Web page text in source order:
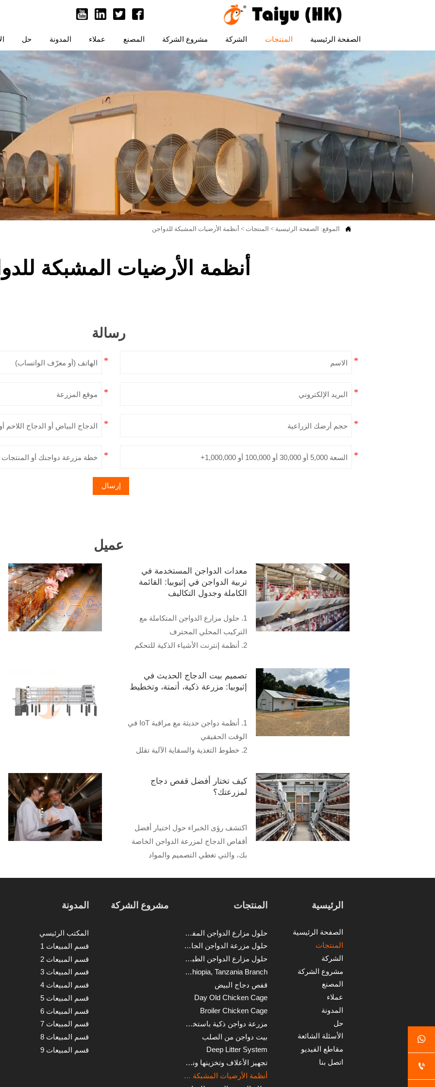
الصفحة الرئيسية المنتجات الشركة مشروع الشركة المصنع عملاء المدونة حل
 الموقع: الصفحة الرئيسية > المنتجات > أنظمة الأرضيات المشبكة للدواجن
أنظمة الأرضيات المشبكة
رسالة
إرسال
عميل
معدات الدواجن المستخدمة في
تربية الدواجن في إثيوبيا: القائمة
الكاملة وجدول التكاليف
1. حلول مزارع الدواجن المتكاملة مع
التركيب المحلي المحترف
2. أنظمة إنترنت الأشياء الذكية للتحكم
3. معدات دواجن عالية الكفاءة للقطعان
الكبيرة والمتوسطة
5. رقم الاستقبال /واتساب:
+8618830120193
تصميم بيت الدجاج الحديث في
إثيوبيا: مزرعة ذكية، أتمتة، وتخطيط
1. أنظمة دواجن حديثة مع مراقبة IoT في
الوقت الحقيقي
2. خطوط التغذية والسقاية الآلية تقلل
3. أتمتة الأقفاص تحسن جمع البيض
والنظافة
5. رقم الاستقبال / واتساب:
+8618830120193
كيف تختار أفضل قفص دجاج
لمزرعتك؟
اكتشف رؤى الخبراء حول اختيار أفضل
أقفاص الدجاج لمزرعة الدواجن الخاصة
بك، والتي تغطي التصميم والمواد
الرئيسية
الصفحة الرئيسية
المنتجات
الشركة
مشروع الشركة
المصنع
عملاء
المدونة
حل
الأسئلة الشائعة
مقاطع الفيديو
اتصل بنا
المنتجات
حلول مزارع الدواجن المفتاحية
حلول مزرعة الدواجن الجاهزة للتشغيل
حلول مزارع الدواجن الطبقة المفتاح في اليد
HK, China, Nigeria, Ethiopia, Tanzania Branch
قفص دجاج البيض
Day Old Chicken Cage
Broiler Chicken Cage
مزرعة دواجن ذكية باستخدام إنترنت الأشياء
بيت دواجن من الصلب
Deep Litter System
تجهيز الأعلاف وتخزينها ونقلها
أنظمة الأرضيات المشبكة للدواجن
مشروع الشركة المدونة
المكتب الرئيسي
قسم المبيعات 1
قسم المبيعات 2
قسم المبيعات 3
قسم المبيعات 4
قسم المبيعات 5
قسم المبيعات 6
قسم المبيعات 7
قسم المبيعات 8
قسم المبيعات 9

